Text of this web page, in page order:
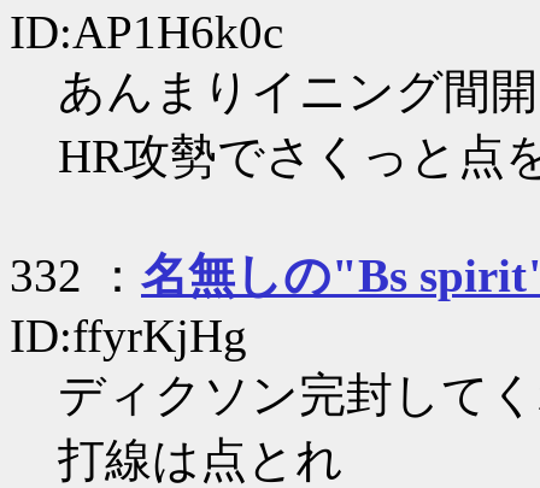
ID:AP1H6k0c
あんまりイニング間
HR攻勢でさくっと点
332 ： 名無しの"Bs
ID:ffyrKjHg
ディクソン完封して
打線は点とれ